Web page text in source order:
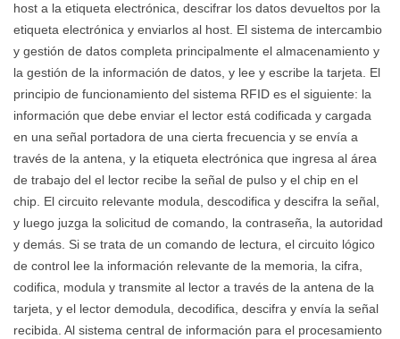
host a la etiqueta electrónica, descifrar los datos devueltos por la
etiqueta electrónica y enviarlos al host. El sistema de intercambio
y gestión de datos completa principalmente el almacenamiento y
la gestión de la información de datos, y lee y escribe la tarjeta. El
principio de funcionamiento del sistema RFID es el siguiente: la
información que debe enviar el lector está codificada y cargada
en una señal portadora de una cierta frecuencia y se envía a
través de la antena, y la etiqueta electrónica que ingresa al área
de trabajo del el lector recibe la señal de pulso y el chip en el
chip. El circuito relevante modula, descodifica y descifra la señal,
y luego juzga la solicitud de comando, la contraseña, la autoridad
y demás. Si se trata de un comando de lectura, el circuito lógico
de control lee la información relevante de la memoria, la cifra,
codifica, modula y transmite al lector a través de la antena de la
tarjeta, y el lector demodula, decodifica, descifra y envía la señal
recibida. Al sistema central de información para el procesamiento